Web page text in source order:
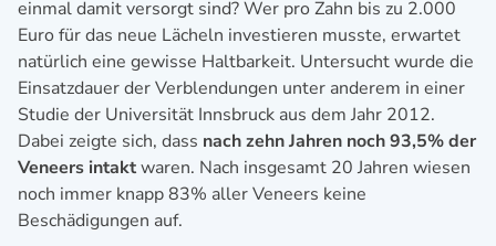
einmal damit versorgt sind? Wer pro Zahn bis zu 2.000
Euro für das neue Lächeln investieren musste, erwartet
natürlich eine gewisse Haltbarkeit. Untersucht wurde die
Einsatzdauer der Verblendungen unter anderem in einer
Studie der Universität Innsbruck aus dem Jahr 2012.
Dabei zeigte sich, dass nach zehn Jahren noch 93,5% der
Veneers intaktwaren. Nach insgesamt 20 Jahren wiesen
noch immer knapp 83% aller Veneers keine
Beschädigungen auf.